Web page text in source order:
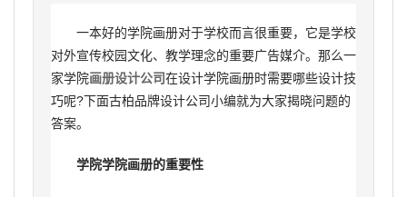
一本好的学院画册对于学校而言很重要，它是学校
对外宣传校园文化、教学理念的重要广告媒介。那么一
家学院画册设计公司在设计学院画册时需要哪些设计技
巧呢?下面古柏品牌设计公司小编就为大家揭晓问题的
答案。
学院学院画册的重要性